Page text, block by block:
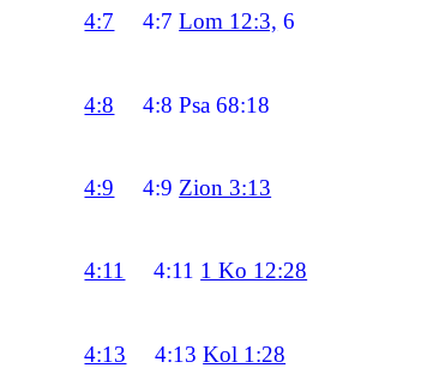
4:7 4:7Lom 12:3, 6
4:8 4:8Psa 68:18
4:9 4:9 Zion 3:13
4:11 4:11 1 Ko 12:28
4:13 4:13Kol 1:28